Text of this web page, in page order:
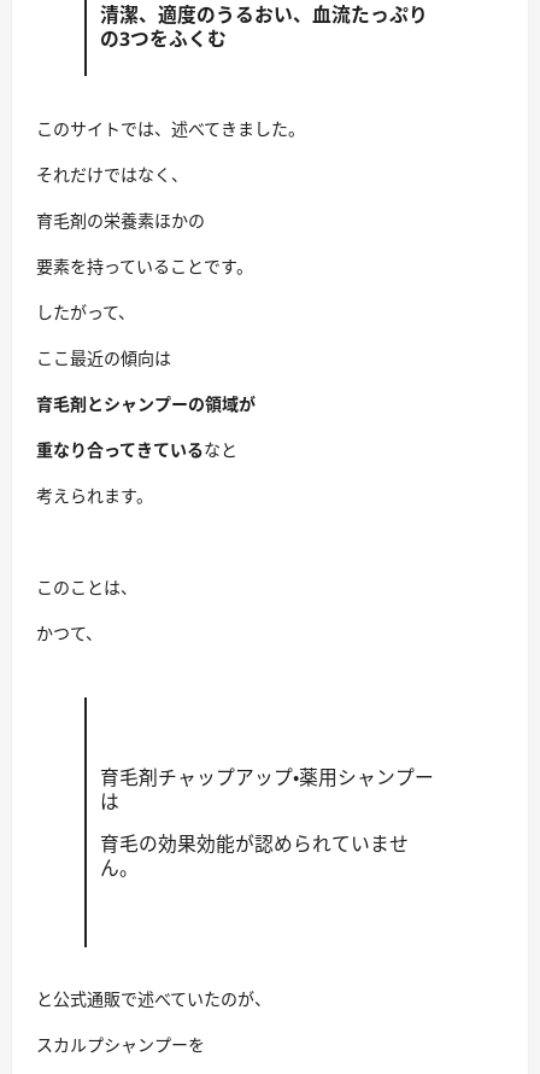
清潔、適度のうるおい、血流たっぷり
の3つをふくむ
このサイトでは、述べてきました。
それだけではなく、
育毛剤の栄養素ほかの
要素を持っていることです。
したがって、
ここ最近の傾向は
育毛剤とシャンプーの領域が
重なり合ってきているなと
考えられます。
このことは、
かつて、
育毛剤チャップアップ・薬用シャンプー
は
育毛の効果効能が認められていませ
ん。
と公式通販で述べていたのが、
スカルプシャンプーを